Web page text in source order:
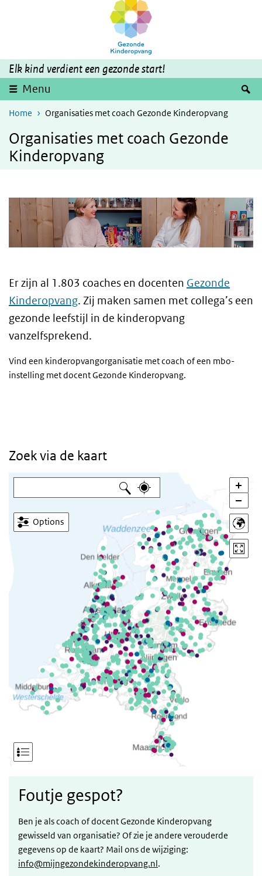
Elk kind verdient een gezonde start!
Menu
Home Organisaties met coach Gezonde Kinderopvang
Organisaties met coach Gezonde
Kinderopvang
Er zijn al 1.803 coaches en docenten Gezonde
Kinderopvang. Zij maken samen met collega’s een
gezonde leefstijl in de kinderopvang
vanzelfsprekend.
Vind een kinderopvangorganisatie met coach of een mbo-
instelling met docent Gezonde Kinderopvang.
Zoek via de kaart
Options
Foutje gespot?
Ben je als coach of docent Gezonde Kinderopvang
gewisseld van organisatie? Of zie je andere verouderde
gegevens op de kaart? Mail ons de wijziging:
info@mijngezondekinderopvang.nl.